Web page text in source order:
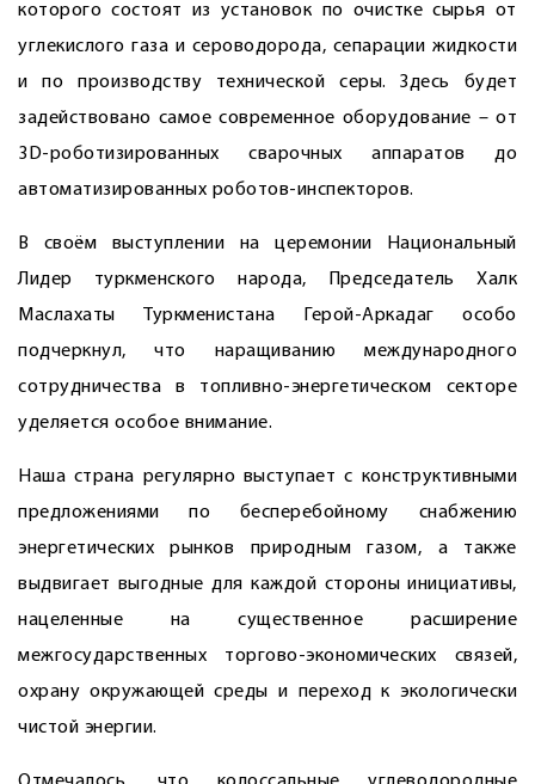
которого состоят из установок по очистке сырья от
углекислого газа и сероводорода, сепарации жидкости
и по производству технической серы. Здесь будет
задействовано самое современное оборудование – от
3D-роботизированных сварочных аппаратов до
автоматизированных роботов-инспекторов.
В своём выступлении на церемонии Национальный
Лидер туркменского народа, Председатель Халк
Маслахаты Туркменистана Герой-Аркадаг особо
подчеркнул, что наращиванию международного
сотрудничества в топливно-энергетическом секторе
уделяется особое внимание.
Наша страна регулярно выступает с конструктивными
предложениями по бесперебойному снабжению
энергетических рынков природным газом, а также
выдвигает выгодные для каждой стороны инициативы,
нацеленные на существенное расширение
межгосударственных торгово-экономических связей,
охрану окружающей среды и переход к экологически
чистой энергии.